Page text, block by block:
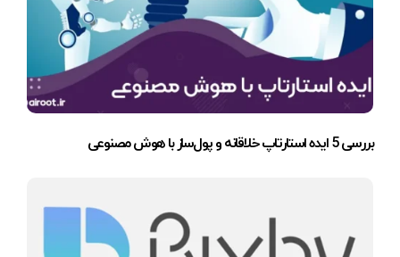
بررسی 5 ایده استارتاپ خلاقانه و پول‌ساز با هوش مصنوعی